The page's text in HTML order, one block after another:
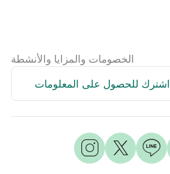
الخصومات والمزايا والأنشطة
اشترك للحصول على المعلومات